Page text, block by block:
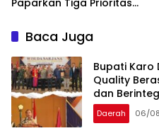
NiasBaca Juga
Bupati Karo
Quality
dan
Daerah 06/